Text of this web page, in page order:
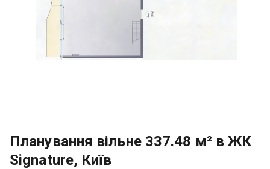
Планування вільне 337.48 м² в ЖК
Signature, Київ